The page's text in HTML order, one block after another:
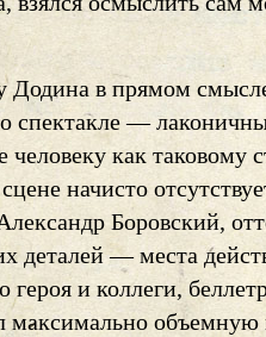
Додина в прямом
спектакле —
человеку как таковому
начисто
Боровский,
деталей — места
героя и коллеги,
объемную